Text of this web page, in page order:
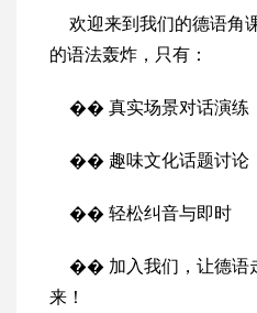
欢迎来到我们的德语角
的语法轰炸，只有：
�� 真实场景对话演练
�� 趣味文化话题讨论
�� 轻松纠音与即时
�� 加入我们，让德语
来！